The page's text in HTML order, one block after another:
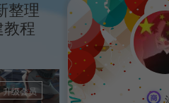
整理
程
升级会员